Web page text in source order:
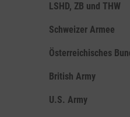
LSHD, ZB und THW
Schweizer Armee
Österreichisches
British Army
U.S. Army